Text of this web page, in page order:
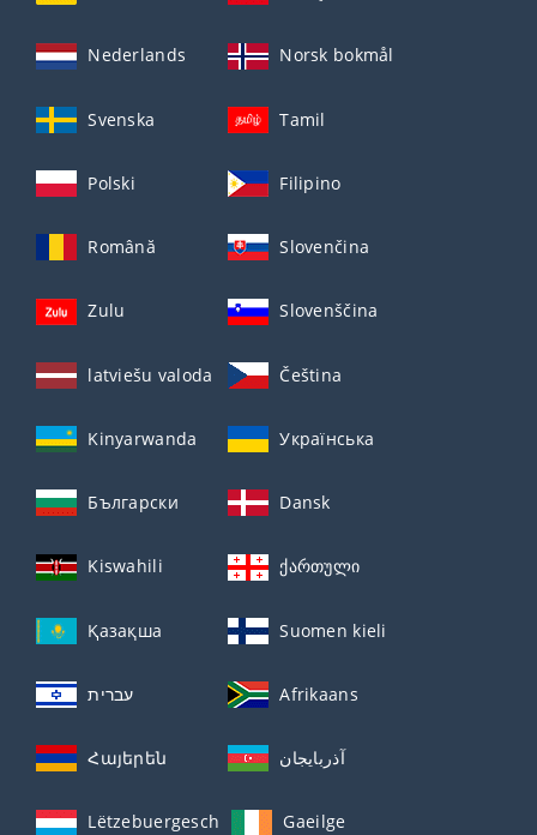
Nederlands Norsk bokmål
Svenska Tamil
Polski Filipino
Română Slovenčina
Zulu Slovenščina
latviešu valoda Čeština
Kinyarwanda Українська
Български Dansk
Kiswahili ქართული
Қазақша Suomen kieli
עברית Afrikaans
Հայերեն آذربايجان
Lëtzebuergesch Gaeilge